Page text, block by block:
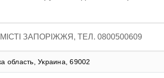
ЗАПОРІЖЖЯ, ТЕЛ. 0800500609
область, Украина, 69002